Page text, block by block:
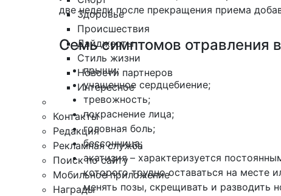
Здоровье
Происшествия
Дайджесты
Стиль жизни
Новости партнеров
Интересное
Контакты
Редакция
Рекламная служба
Поиск по сайту
Мобильное приложение
Награды
две недели после прекращения приема
Семь симптомов отравления
прыщи;
учащенное сердцебиение;
тревожность;
покраснение лица;
головная боль;
бессонница;
акатизия – характеризуется
которого трудно оставаться на месте
менять позы, скрещивать и разводить